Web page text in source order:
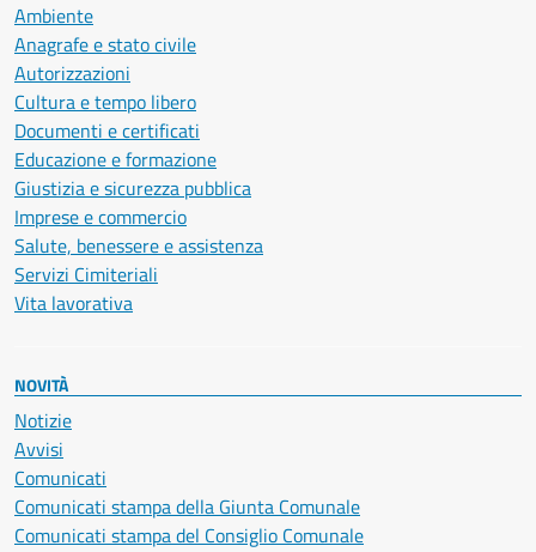
Ambiente
Anagrafe e stato civile
Autorizzazioni
Cultura e tempo libero
Documenti e certificati
Educazione e formazione
Giustizia e sicurezza pubblica
Imprese e commercio
Salute, benessere e assistenza
Servizi Cimiteriali
Vita lavorativa
NOVITÀ
Notizie
Avvisi
Comunicati
Comunicati stampa della Giunta Comunale
Comunicati stampa del Consiglio Comunale